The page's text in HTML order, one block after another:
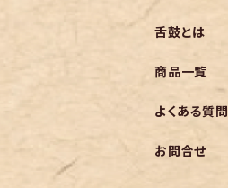
舌鼓とは
商品一覧
よくある質問
お問合せ